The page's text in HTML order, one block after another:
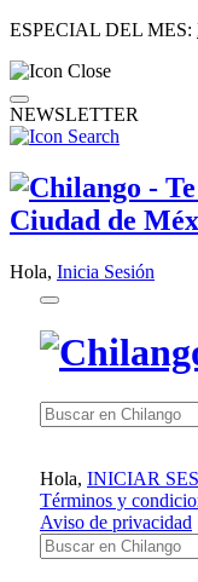
ESPECIAL DEL MES:
NEWSLETTER
Hola, Inicia Sesión
Hola, INICIAR
Términos y
Aviso de privacidad